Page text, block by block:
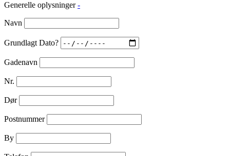
Generelle oplysninger -
Navn
Grundlagt Dato?
Gadenavn
Nr.
Dør
Postnummer
By